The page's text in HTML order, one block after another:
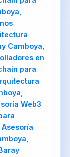
Camboya,
en
para
Web3